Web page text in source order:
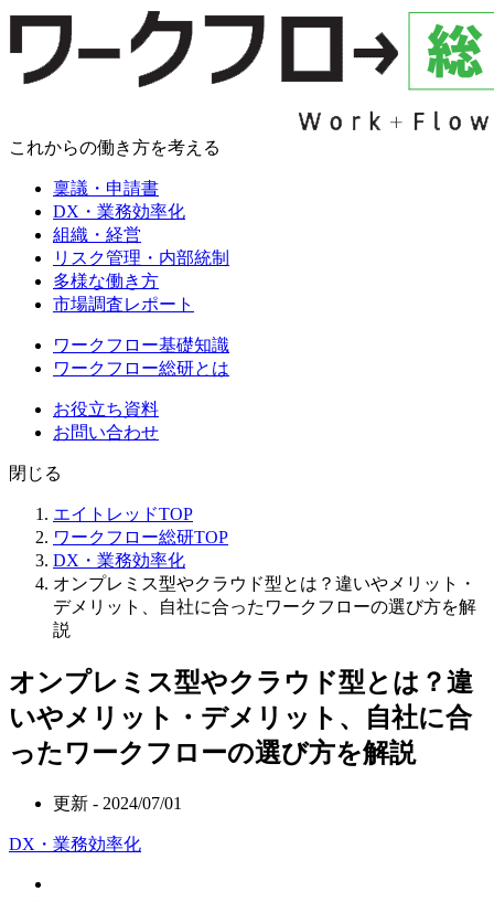
これからの働き方を考える
稟議・申請書
DX・業務効率化
組織・経営
リスク管理・内部統制
多様な働き方
市場調査レポート
ワークフロー基礎知識
ワークフロー総研とは
お役立ち資料
お問い合わせ
閉じる
エイトレッドTOP
ワークフロー総研TOP
DX・業務効率化
オンプレミス型やクラウド型とは？違いやメリット・
デメリット、自社に合ったワークフローの選び方を解
説
オンプレミス型やクラウド型とは？違
いやメリット・デメリット、自社に合
ったワークフローの選び方を解説
更新 - 2024/07/01
DX・業務効率化